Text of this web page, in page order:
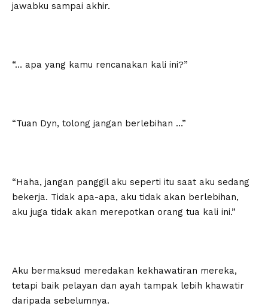
jawabku sampai akhir.
“… apa yang kamu rencanakan kali ini?”
“Tuan Dyn, tolong jangan berlebihan …”
“Haha, jangan panggil aku seperti itu saat aku sedang
bekerja. Tidak apa-apa, aku tidak akan berlebihan,
aku juga tidak akan merepotkan orang tua kali ini.”
Aku bermaksud meredakan kekhawatiran mereka,
tetapi baik pelayan dan ayah tampak lebih khawatir
daripada sebelumnya.